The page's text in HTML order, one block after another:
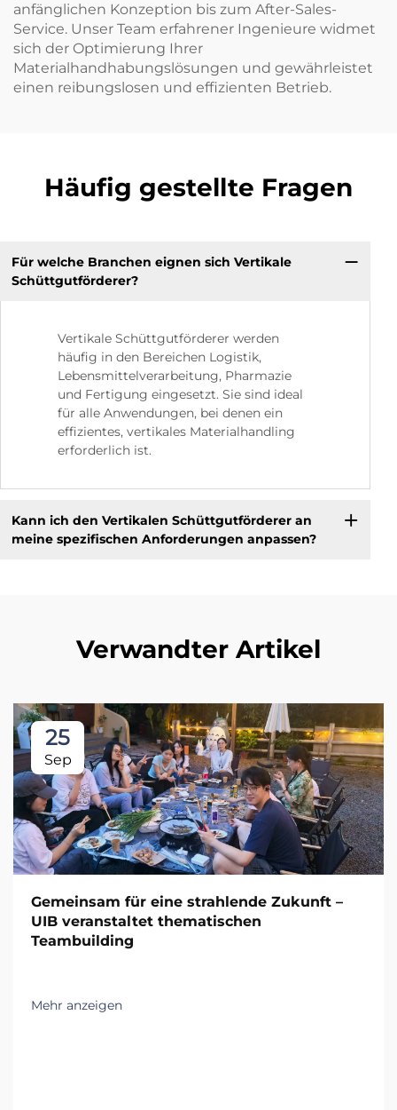
anfänglichen Konzeption bis zum After-Sales-
Service. Unser Team erfahrener Ingenieure widmet
sich der Optimierung Ihrer
Materialhandhabungslösungen und gewährleistet
einen reibungslosen und effizienten Betrieb.
Häufig gestellte Fragen
Für welche Branchen eignen sich Vertikale
Schüttgutförderer?
Vertikale Schüttgutförderer werden
häufig in den Bereichen Logistik,
Lebensmittelverarbeitung, Pharmazie
und Fertigung eingesetzt. Sie sind ideal
für alle Anwendungen, bei denen ein
effizientes, vertikales Materialhandling
erforderlich ist.
Kann ich den Vertikalen Schüttgutförderer an
meine spezifischen Anforderungen anpassen?
Verwandter Artikel
25
Sep
Gemeinsam für eine strahlende Zukunft –
UIB veranstaltet thematischen
Teambuilding
Mehr anzeigen